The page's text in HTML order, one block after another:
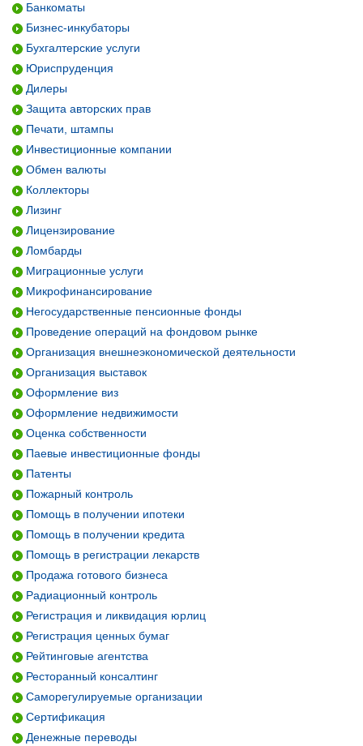
Банкоматы
Бизнес-инкубаторы
Бухгалтерские услуги
Юриспруденция
Дилеры
Защита авторских прав
Печати, штампы
Инвестиционные компании
Обмен валюты
Коллекторы
Лизинг
Лицензирование
Ломбарды
Миграционные услуги
Микрофинансирование
Негосударственные пенсионные фонды
Проведение операций на фондовом рынке
Организация внешнеэкономической деятельности
Организация выставок
Оформление виз
Оформление недвижимости
Оценка собственности
Паевые инвестиционные фонды
Патенты
Пожарный контроль
Помощь в получении ипотеки
Помощь в получении кредита
Помощь в регистрации лекарств
Продажа готового бизнеса
Радиационный контроль
Регистрация и ликвидация юрлиц
Регистрация ценных бумаг
Рейтинговые агентства
Ресторанный консалтинг
Саморегулируемые организации
Сертификация
Денежные переводы